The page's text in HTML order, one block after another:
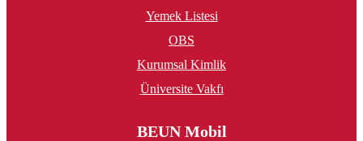
Yemek Listesi
OBS
Kurumsal Kimlik
Üniversite Vakfı
BEUN Mobil